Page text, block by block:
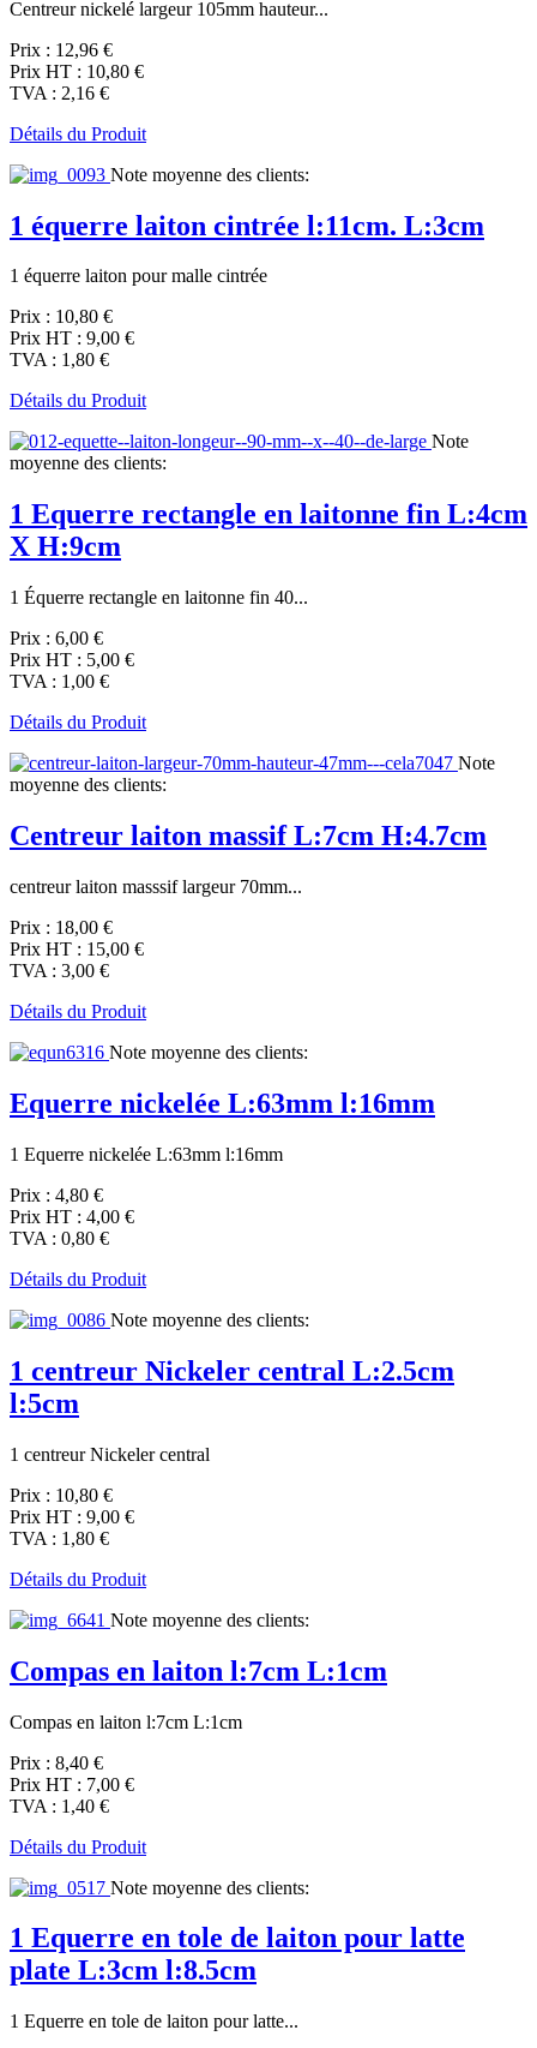
Centreur nickelé largeur 105mm hauteur...
Prix : 12,96 €
Prix HT : 10,80 €
TVA : 2,16 €
Détails du Produit
Note moyenne des clients:
1 équerre laiton cintrée l:11cm. L:3cm
1 équerre laiton pour malle cintrée
Prix : 10,80 €
Prix HT : 9,00 €
TVA : 1,80 €
Détails du Produit
Note
moyenne des clients:
1 Equerre rectangle en laitonne fin L:4cm
X H:9cm
1 Équerre rectangle en laitonne fin 40...
Prix : 6,00 €
Prix HT : 5,00 €
TVA : 1,00 €
Détails du Produit
Note
moyenne des clients:
Centreur laiton massif L:7cm H:4.7cm
centreur laiton masssif largeur 70mm...
Prix : 18,00 €
Prix HT : 15,00 €
TVA : 3,00 €
Détails du Produit
Note moyenne des clients:
Equerre nickelée L:63mm l:16mm
1 Equerre nickelée L:63mm l:16mm
Prix : 4,80 €
Prix HT : 4,00 €
TVA : 0,80 €
Détails du Produit
Note moyenne des clients:
1 centreur Nickeler central L:2.5cm
l:5cm
1 centreur Nickeler central
Prix : 10,80 €
Prix HT : 9,00 €
TVA : 1,80 €
Détails du Produit
Note moyenne des clients:
Compas en laiton l:7cm L:1cm
Compas en laiton l:7cm L:1cm
Prix : 8,40 €
Prix HT : 7,00 €
TVA : 1,40 €
Détails du Produit
Note moyenne des clients:
1 Equerre en tole de laiton pour latte
plate L:3cm l:8.5cm
1 Equerre en tole de laiton pour latte...